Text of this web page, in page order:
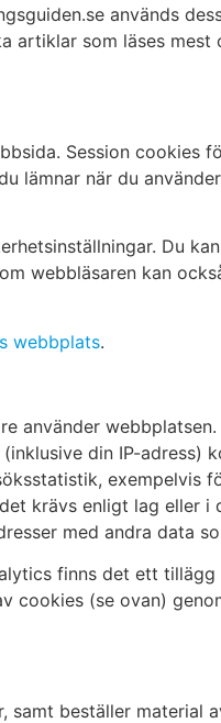
används
artiklar som läses mest
Session cookies
lämnar när du
Du
webbläsaren kan
webbplats.
använder
din IP-adress)
exempelvis
krävs enligt lag eller i
med andra data
finns det ett
cookies (se ovan)
beställer material